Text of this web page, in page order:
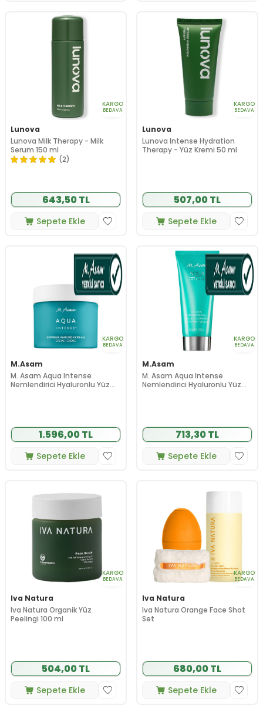
KARGO
BEDAVA
Lunova
Lunova Milk Therapy - Milk
Serum 150 ml
(2)
643,50 TL
Sepete Ekle
KARGO
BEDAVA
Lunova
Lunova Intense Hydration
Therapy - Yüz Kremi 50 ml
507,00 TL
Sepete Ekle
KARGO
BEDAVA
M.Asam
M. Asam Aqua Intense
Nemlendirici Hyaluronlu Yüz
1.596,00 TL
Sepete Ekle
KARGO
BEDAVA
M.Asam
M. Asam Aqua Intense
Nemlendirici Hyaluronlu Yüz
713,30 TL
Sepete Ekle
KARGO
BEDAVA
Iva Natura
Iva Natura Organik Yüz
Peelingi 100 ml
504,00 TL
Sepete Ekle
KARGO
BEDAVA
Iva Natura
Iva Natura Orange Face Shot
Set
680,00 TL
Sepete Ekle